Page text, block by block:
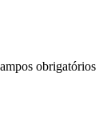
obrigatórios